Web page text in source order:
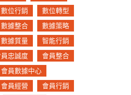
數位行銷
數位轉型
數據整合
數據策略
數據質量
智能行銷
忠誠度
會員整合
會員數據中心
會員經營
會員行銷